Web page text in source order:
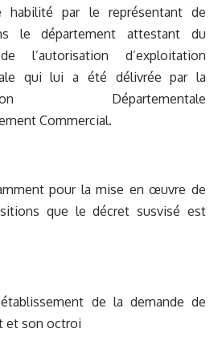
habilité par le représentant de
le département attestant du
l’autorisation d’exploitation
qui lui a été délivrée par la
Départementale
Commercial.
pour la mise en œuvre de
que le décret susvisé est
de la demande de
et son octroi